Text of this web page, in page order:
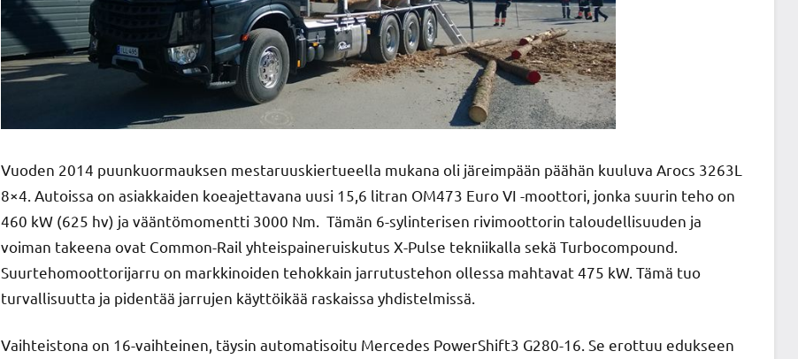
Vuoden 2014 puunkuormauksen mestaruuskiertueella mukana oli järeimpään päähän kuuluva Arocs 3263L
8×4. Autoissa on asiakkaiden koeajettavana uusi 15,6 litran OM473 Euro VI -moottori, jonka suurin teho on
460 kW (625 hv) ja vääntömomentti 3000 Nm. Tämän 6-sylinterisen rivimoottorin taloudellisuuden ja
voiman takeena ovat Common-Rail yhteispaineruiskutus X-Pulse tekniikalla sekä Turbocompound.
Suurtehomoottorijarru on markkinoiden tehokkain jarrutustehon ollessa mahtavat 475 kW. Tämä tuo
turvallisuutta ja pidentää jarrujen käyttöikää raskaissa yhdistelmissä.
Vaihteistona on 16-vaihteinen, täysin automatisoitu Mercedes PowerShift3 G280-16. Se erottuu edukseen